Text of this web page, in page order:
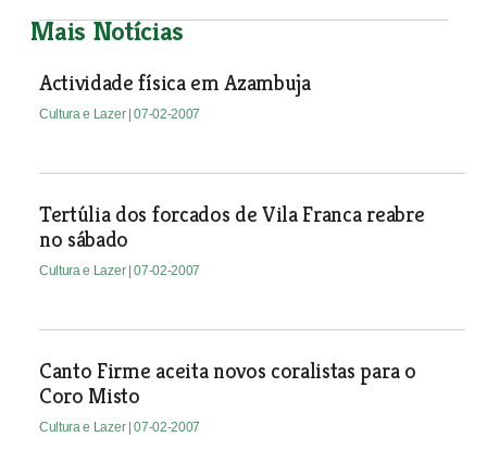
Mais Notícias
Actividade física em Azambuja
Cultura e Lazer | 07-02-2007
Tertúlia dos forcados de Vila Franca reabre
no sábado
Cultura e Lazer | 07-02-2007
Canto Firme aceita novos coralistas para o
Coro Misto
Cultura e Lazer | 07-02-2007